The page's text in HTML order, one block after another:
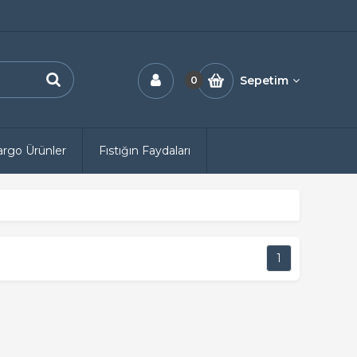
0 Sepetim
Ürünler Fıstığın Faydaları
1